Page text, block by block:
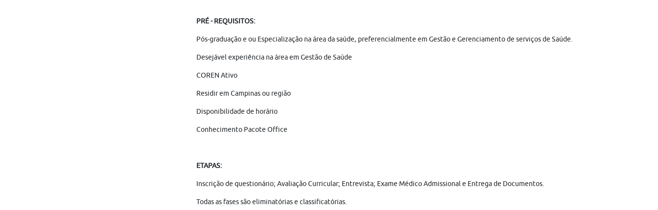
PRÉ - REQUISITOS:
Pós-graduação e ou Especialização na área da saúde, preferencialmente em Gestão e Gerenciamento de serviços de Saúde.
Desejável experiência na área em Gestão de Saúde
COREN Ativo
Residir em Campinas ou região
Disponibilidade de horário
Conhecimento Pacote Office
ETAPAS:
Inscrição de questionário; Avaliação Curricular; Entrevista; Exame Médico Admissional e Entrega de Documentos.
Todas as fases são eliminatórias e classificatórias.